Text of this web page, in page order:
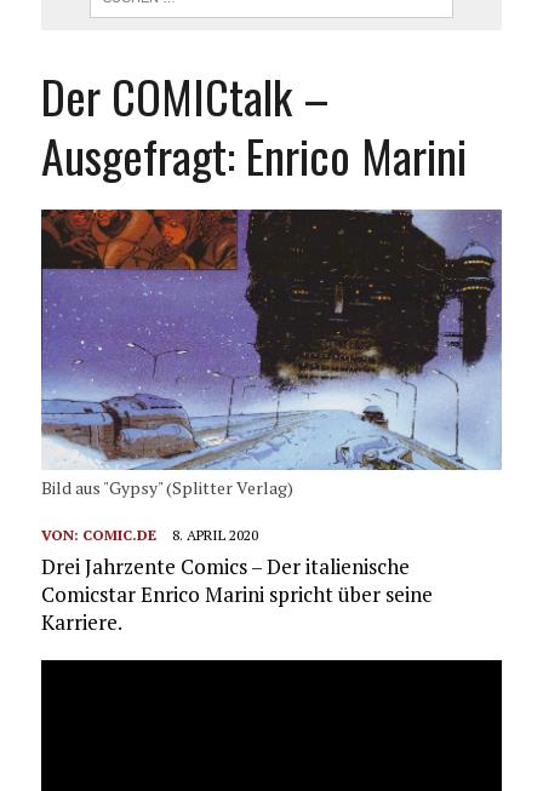
Der COMICtalk –
Ausgefragt: Enrico Marini
Bild aus "Gypsy" (Splitter Verlag)
VON: COMIC.DE 8. APRIL 2020
Drei Jahrzente Comics – Der italienische
Comicstar Enrico Marini spricht über seine
Karriere.